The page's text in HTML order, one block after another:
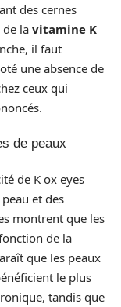
des cernes
de la vitamine K
il faut
une absence de
ceux qui
de peaux
de K ox eyes
et des
montrent que les
de la
que les peaux
le plus
tandis que